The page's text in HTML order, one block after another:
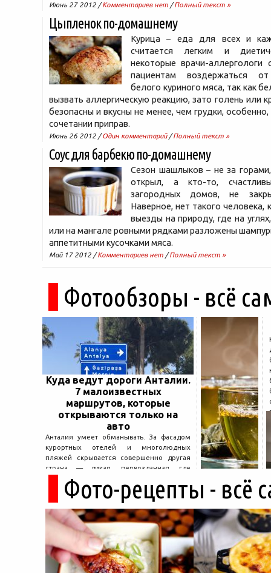
Июнь 27 2012 /Комментариев нет /Полный текст »
Цыпленок по-домашнему
Курица – еда для всех и
считается легким и
некоторые врачи-аллергологи
пациентам воздержаться от
белого куриного мяса, так как
вызвать аллергическую реакцию, зато голень или
безопасны и вкусны не менее, чем грудки,
сочетании приправ.
Июнь 26 2012 /Один комментарий/Полный текст »
Соус для барбекю по-домашнему
Сезон шашлыков – не за
открыл, а кто-то,
загородных домов, не
Наверное, нет такого
выезды на природу, где на
или на мангале ровными рядками разложены
аппетитными кусочками мяса.
Май 17 2012 /Комментариев нет /Полный текст »
Фотообзоры - всё
Куда ведут дороги Анталии.
7 малоизвестных
маршрутов, которые
открываются только на
авто
Анталия умеет обманывать. За фасадом
курортных отелей и многолюдных
пляжей скрывается совершенно другая
страна — дикая, первозданная, где
древние руины дремлют в тени кедров, а
горные дороги ведут к местам, о которых
не расскажет ни один автобусный гид....
Фото-рецепты - всё